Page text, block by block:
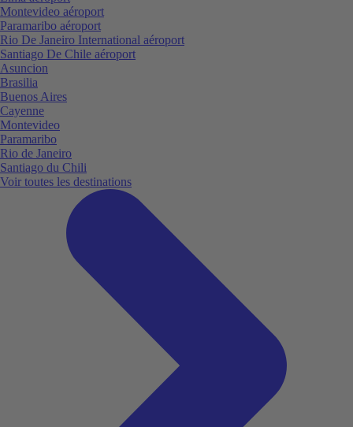
Montevideo aéroport
Paramaribo aéroport
Rio De Janeiro International aéroport
Santiago De Chile aéroport
Asuncion
Brasilia
Buenos Aires
Cayenne
Montevideo
Paramaribo
Rio de Janeiro
Santiago du Chili
Voir toutes les destinations